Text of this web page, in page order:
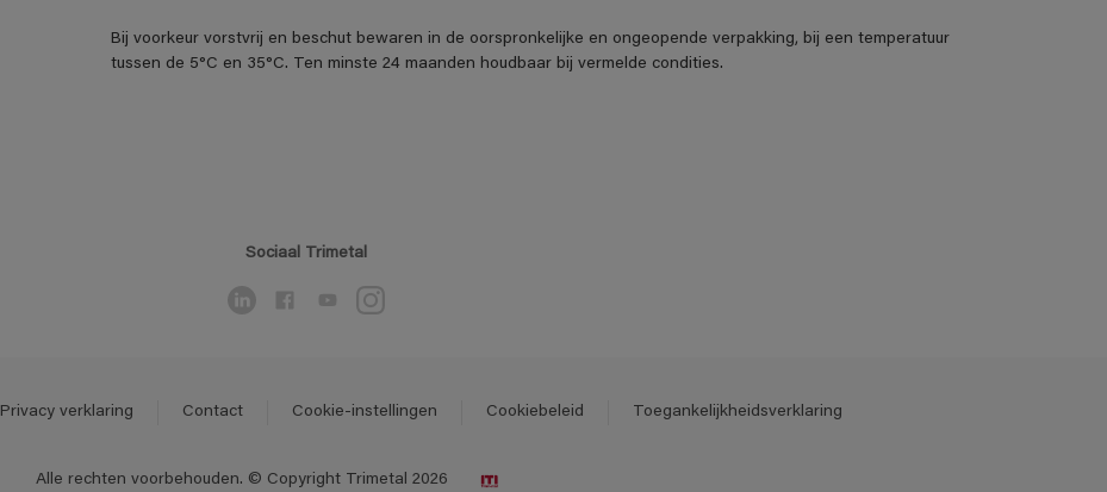
Bij voorkeur vorstvrij en beschut bewaren in de oorspronkelijke en ongeopende verpakking, bij een temperatuur
tussen de 5°C en 35°C. Ten minste 24 maanden houdbaar bij vermelde condities.
Sociaal Trimetal
Privacy verklaring Contact Cookie-instellingen Cookiebeleid Toegankelijkheidsverklaring
Alle rechten voorbehouden. © Copyright Trimetal 2026